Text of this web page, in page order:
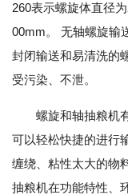
260表示螺旋体直径
00mm。 无轴螺旋输
封闭输送和易清洗的
受污染、不泄。
螺旋和轴抽粮机
可以轻松快捷的进行
缠绕、粘性太大的物
抽粮机在功能特性、